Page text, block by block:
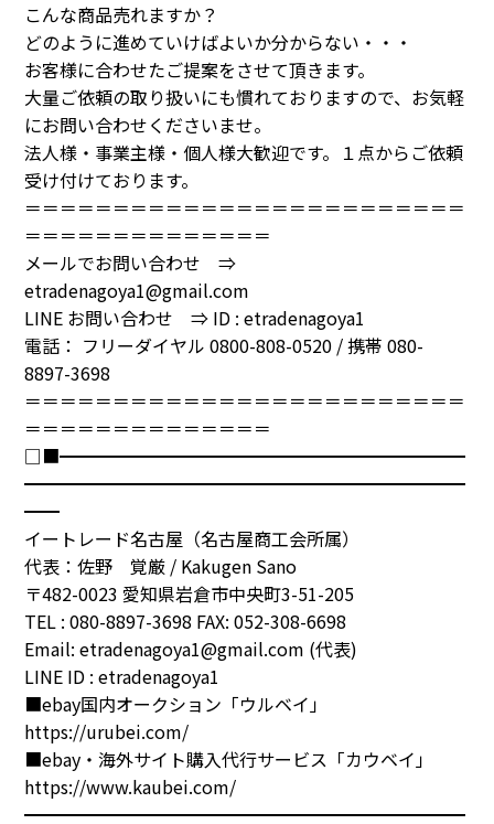
こんな商品売れますか？
どのように進めていけばよいか分からない・・・
お客様に合わせたご提案をさせて頂きます。
大量ご依頼の取り扱いにも慣れておりますので、お気軽
にお問い合わせくださいませ。
法人様・事業主様・個人様大歓迎です。１点からご依頼
受け付けております。
＝＝＝＝＝＝＝＝＝＝＝＝＝＝＝＝＝＝＝＝＝＝＝＝＝
＝＝＝＝＝＝＝＝＝＝＝＝＝＝
メールでお問い合わせ ⇒
etradenagoya1@gmail.com
LINE お問い合わせ ⇒ ID : etradenagoya1
電話： フリーダイヤル 0800-808-0520 / 携帯 080-
8897-3698
＝＝＝＝＝＝＝＝＝＝＝＝＝＝＝＝＝＝＝＝＝＝＝＝＝
＝＝＝＝＝＝＝＝＝＝＝＝＝＝
□■━━━━━━━━━━━━━━━━━━━━━━━
━━━━━━━━━━━━━━━━━━━━━━━━━
━━
イートレード名古屋（名古屋商工会所属）
代表：佐野 覚厳 / Kakugen Sano
〒482-0023 愛知県岩倉市中央町3-51-205
TEL : 080-8897-3698 FAX: 052-308-6698
Email: etradenagoya1@gmail.com (代表)
LINE ID : etradenagoya1
■ebay国内オークション「ウルベイ」
https://urubei.com/
■ebay・海外サイト購入代行サービス「カウベイ」
https://www.kaubei.com/
━━━━━━━━━━━━━━━━━━━━━━━━━